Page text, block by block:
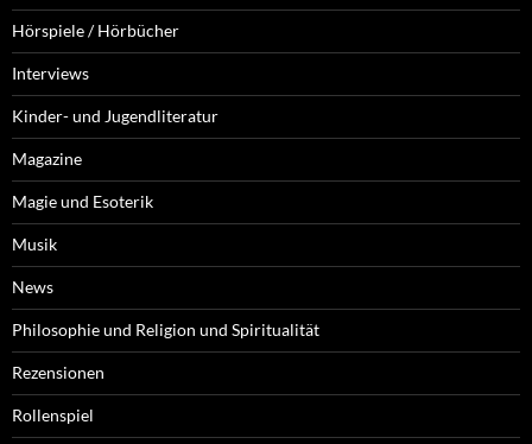
Hörspiele / Hörbücher
Interviews
Kinder- und Jugendliteratur
Magazine
Magie und Esoterik
Musik
News
Philosophie und Religion und Spiritualität
Rezensionen
Rollenspiel